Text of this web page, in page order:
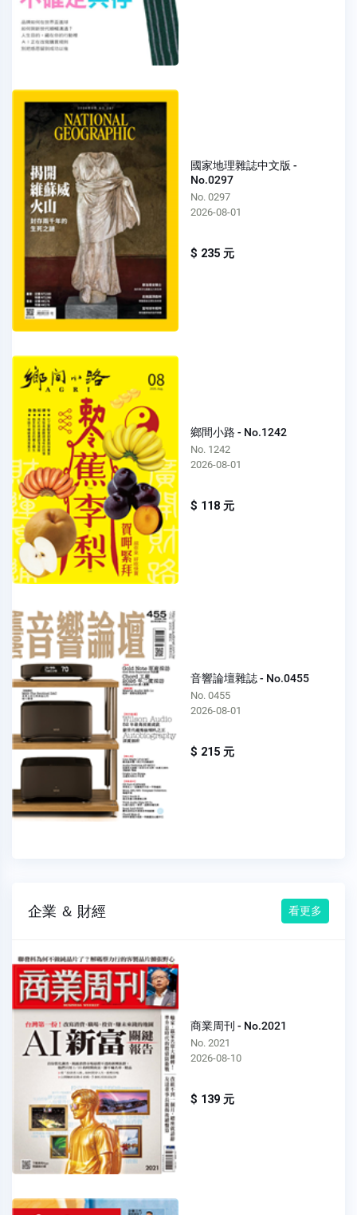
國家地理雜誌中文版 -
No.0297
No. 0297
2026-08-01
$ 235 元
鄉間小路 - No.1242
No. 1242
2026-08-01
$ 118 元
音響論壇雜誌 - No.0455
No. 0455
2026-08-01
$ 215 元
企業 ＆ 財經 看更多
商業周刊 - No.2021
No. 2021
2026-08-10
$ 139 元